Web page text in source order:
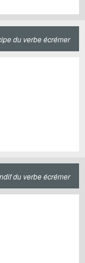
du verbe écrémer
du verbe écrémer